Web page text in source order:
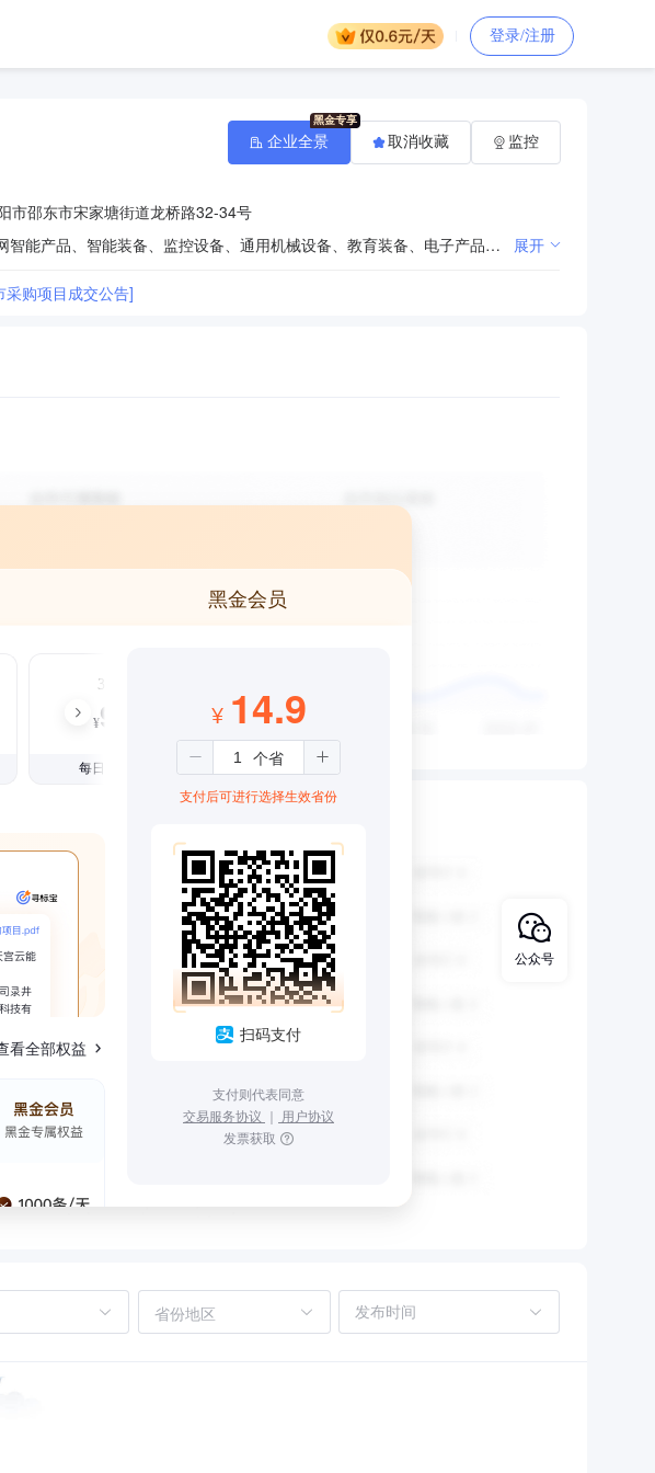
登录/注册
市邵东市宋家塘街道龙桥路32-34号
计算机软件、计算机辅助设备、计算机硬件、计算机外围设备、办公设备、物联网智能产品、智能装备、监控设备、通用机械设备、教育装备、电子产品及多媒体设备、人工智能设备、3D打印设备、办公设备耗材、文教文体用品、体育器材、厨房用品及设备、五金交电、日用品、花卉作物、家具及室内装饰材料、环保工程材料的销售；计算机软硬件、办公设备和专用设备维修；软件开发、网站设计制作及维护服务、互联网信息服务；广告制作、广告发布、图文设计、电脑动画设计、制作，广告包装装潢印刷品和其它印刷品的销售；道具及云服务器租赁；安防监控系统、亮化工程、太阳能光伏电站系统、电子显示屏及舞台设备、多媒体广播系统设备及配件的设计、安装、维修服务；弱电系统、建筑装修装饰工程、水电气化系统的设计、安装及维修服务；智慧城市与智慧楼宇信息技术服务、智能产品及智能电网技术咨询、设计、安装、维修服务；环保工程、消防设施工程安装及维修服务；企业管理、品牌营销、会展业服务、农业科技信息的推广、咨询服务；信息集成服务；智能网络控制系统、网络技术、通讯工程、网络工程、安全防范系统、电子计算机与电子技术信息的咨询、设计、安装、维修服务（依法须经批准的项目，经相关部门批准后方可开屏经营活动） 展开
购项目成交公告]
企业全景 取消收藏 监控
黑金会员
3个月
¥99
每日仅1.08元
看全部权益
¥ 14.9
支付后可进行选择生效省份
扫码支付
支付则代表同意
交易服务协议 ｜ 用户协议
发票获取
省份地区
公众号